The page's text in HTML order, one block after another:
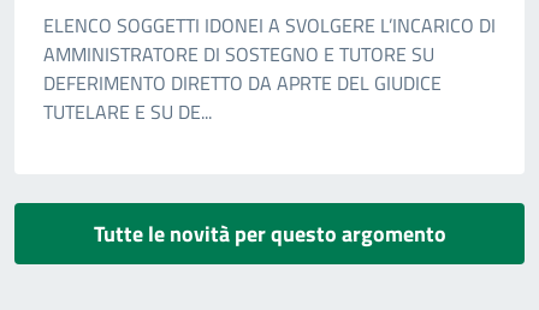
ELENCO SOGGETTI IDONEI A SVOLGERE L’INCARICO DI
AMMINISTRATORE DI SOSTEGNO E TUTORE SU
DEFERIMENTO DIRETTO DA APRTE DEL GIUDICE
TUTELARE E SU DE...
Tutte le novità per questo argomento